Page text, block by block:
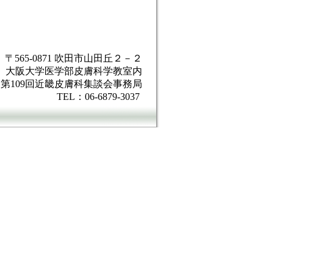
〒565-0871 吹田市山田丘２－２
大阪大学医学部皮膚科学教室内
第109回近畿皮膚科集談会事務局
TEL：06-6879-3037